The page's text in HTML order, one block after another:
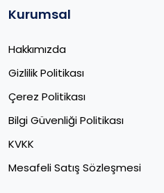
Kurumsal
Hakkımızda
Gizlilik Politikası
Çerez Politikası
Bilgi Güvenliği Politikası
KVKK
Mesafeli Satış Sözleşmesi